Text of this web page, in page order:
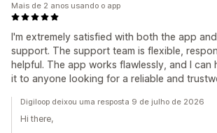
I'm extremely satisfied with both the app
support. The support team is flexible,
helpful. The app works flawlessly, and I can
it to anyone looking for a reliable and
Mais de 2 anos usando o app
Digiloop deixou uma resposta 9 de julho de 2026
Hi there,